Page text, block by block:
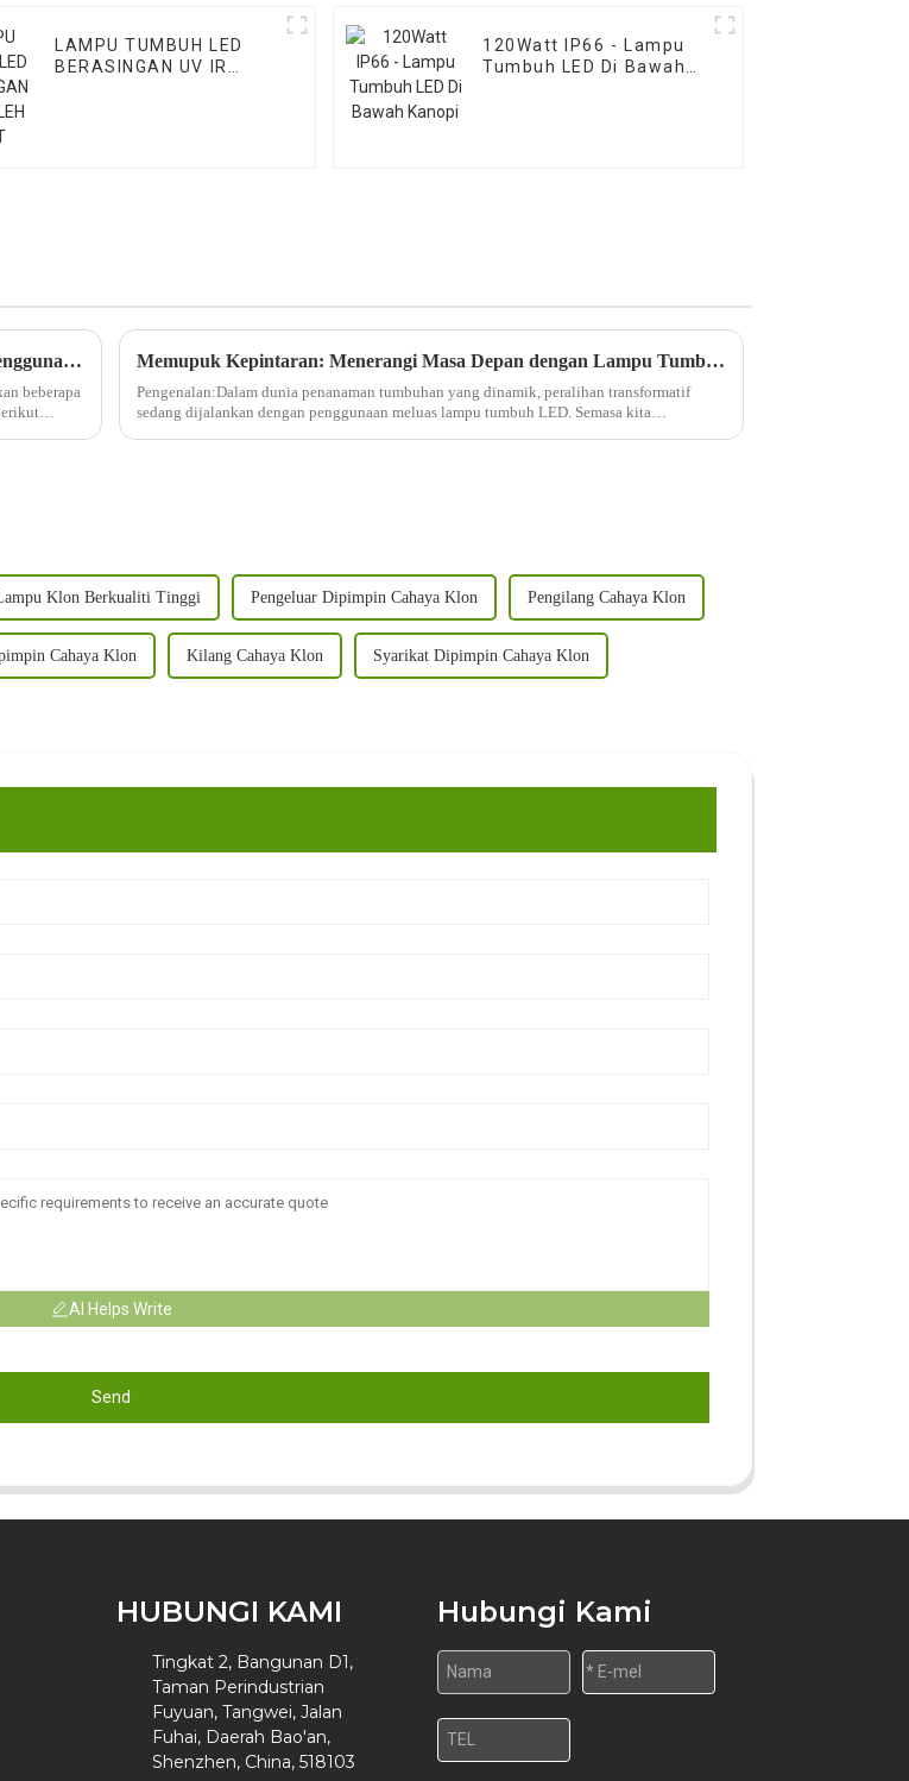
LAMPU TUMBUH LED
BERASINGAN UV IR
120Watt IP66 - Lampu
Tumbuh LED Di Bawah
Apakah kelebihan yang dialami berkebun dalaman apabila menggunakan lampu tumbuh LED 1000W?
beberapa
Memupuk Kepintaran: Menerangi Masa Depan dengan Lampu Tumbuh LED
Pengenalan:Dalam dunia penanaman tumbuhan yang dinamik, peralihan transformatif
sedang dijalankan dengan penggunaan meluas lampu tumbuh LED. Semasa kita
Klon Berkualiti Tinggi Pengeluar Dipimpin Cahaya Klon Pengilang Cahaya Klon
Cahaya Klon Kilang Cahaya Klon Syarikat Dipimpin Cahaya Klon
AI Helps Write
Send
HUBUNGI KAMI
Tingkat 2, Bangunan D1,
Taman Perindustrian
Fuyuan, Tangwei, Jalan
Fuhai, Daerah Bao'an,
Shenzhen, China, 518103
Hubungi Kami